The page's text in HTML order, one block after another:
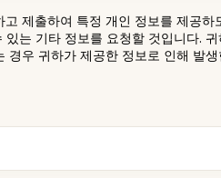
제출하여 특정 개인 정보를 제공
는 기타 정보를 요청할 것입니다.
우 귀하가 제공한 정보로 인해 발